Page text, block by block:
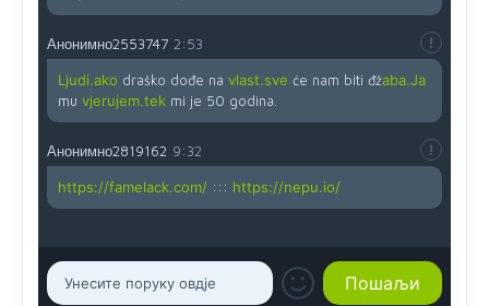
Анонимно2553747 2:53
Ljudi.ako draško dođe na vlast.sve će nam biti đžaba.Ja
mu vjerujem.tek mi je 50 godina.
Анонимно2819162 9:32
https://famelack.com/ ::: https://nepu.io/